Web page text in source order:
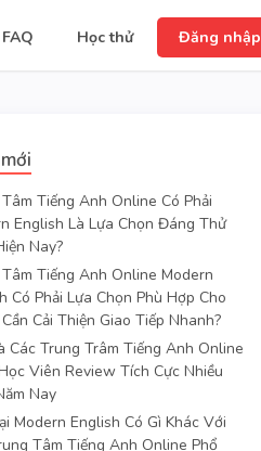
FAQ Học thử Đăng nhập
Tiếng Anh Online Có Phải
English Là Lựa Chọn Đáng Thử
Nay?
Tiếng Anh Online Modern
Có Phải Lựa Chọn Phù Hợp Cho
Cải Thiện Giao Tiếp Nhanh?
Các Trung Trâm Tiếng Anh Online
Viên Review Tích Cực Nhiều
Nay
Modern English Có Gì Khác Với
Tâm Tiếng Anh Online Phổ